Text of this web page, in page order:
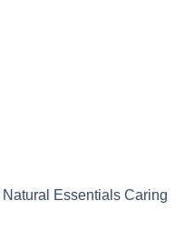
Natural Essentials Caring